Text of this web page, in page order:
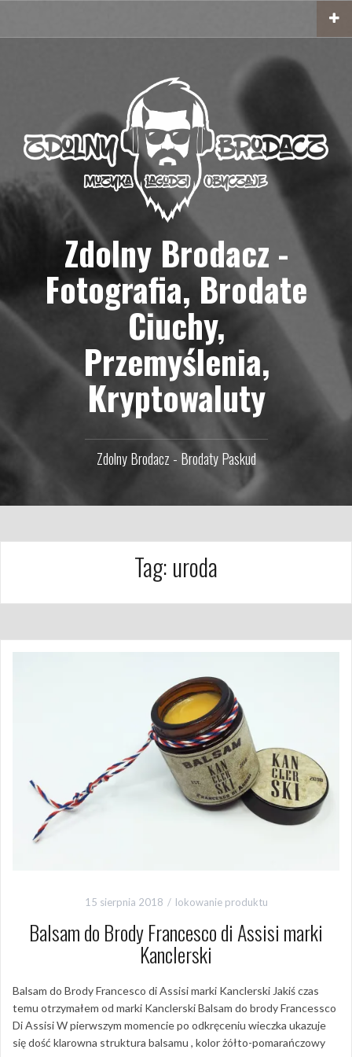
treści
Zdolny Brodacz -
Fotografia, Brodate
Ciuchy,
Przemyślenia,
Kryptowaluty
Zdolny Brodacz - Brodaty Paskud
Tag: uroda
15 sierpnia 2018 lokowanie produktu
Balsam do Brody Francesco di Assisi marki
Kanclerski
Balsam do Brody Francesco di Assisi marki Kanclerski Jakiś czas
temu otrzymałem od marki Kanclerski Balsam do brody Francessco
Di Assisi W pierwszym momencie po odkręceniu wieczka ukazuje
się dość klarowna struktura balsamu , kolor żółto-pomarańczowy